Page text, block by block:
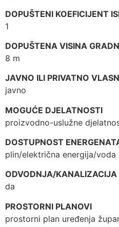
DOPUŠTENI KOEFICIJENT
1
DOPUŠTENA VISINA
8 m
JAVNO ILI PRIVATNO
javno
MOGUĆE DJELATNOSTI
proizvodno-uslužne
DOSTUPNOST
plin/električna energija/voda
ODVODNJA/KANALIZACIJA
da
PROSTORNI PLANOVI
prostorni plan uređenja